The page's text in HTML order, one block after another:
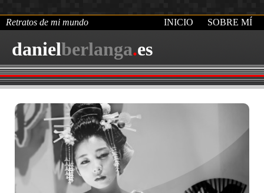
danielberlanga.es
Retratos de mi mundo INICIO SOBRE MÍ